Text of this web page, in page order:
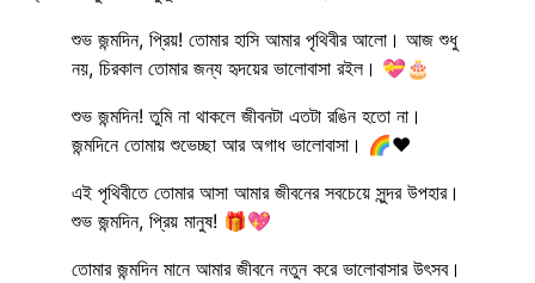
শুভ জন্মদিন, প্রিয়! তোমার হাসি আমার পৃথিবীর আলো। আজ শুধু
নয়, চিরকাল তোমার জন্য হৃদয়ের ভালোবাসা রইল। 💝🎂
শুভ জন্মদিন! তুমি না থাকলে জীবনটা এতটা রঙিন হতো না।
জন্মদিনে তোমায় শুভেচ্ছা আর অগাধ ভালোবাসা। 🌈❤️
এই পৃথিবীতে তোমার আসা আমার জীবনের সবচেয়ে সুন্দর উপহার।
শুভ জন্মদিন, প্রিয় মানুষ! 🎁💖
তোমার জন্মদিন মানে আমার জীবনে নতুন করে ভালোবাসার উৎসব।